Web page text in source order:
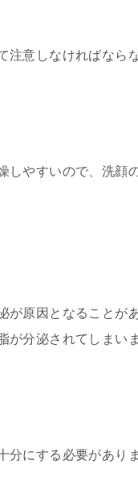
注意しなければなら
しやすいので、洗顔
が原因となること
が分泌されてしまいま
分にする必要がありま